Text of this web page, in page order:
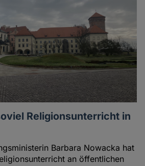
Religionsunterricht in
Barbara Nowacka hat
an öffentlichen